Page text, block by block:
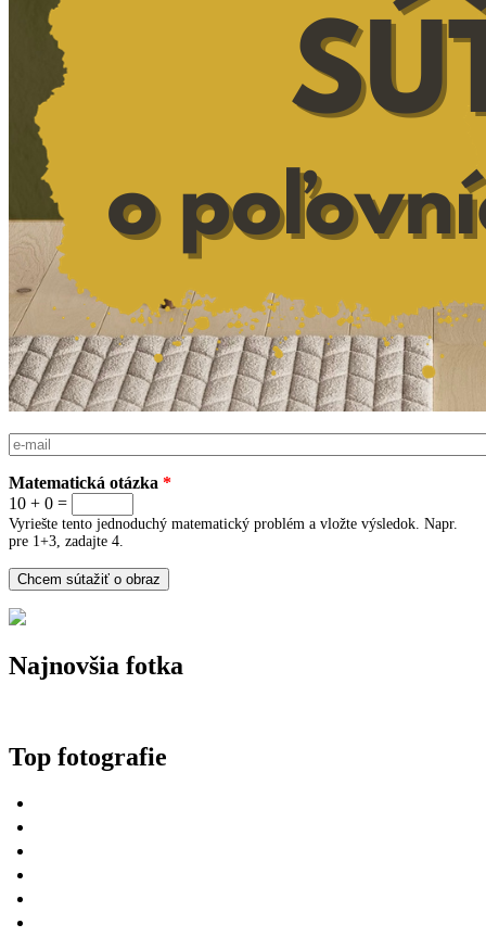
E-mail
Matematická otázka *
10 + 0 =
Vyriešte tento jednoduchý matematický problém a vložte výsledok. Napr.
pre 1+3, zadajte 4.
Najnovšia fotka
Top fotografie